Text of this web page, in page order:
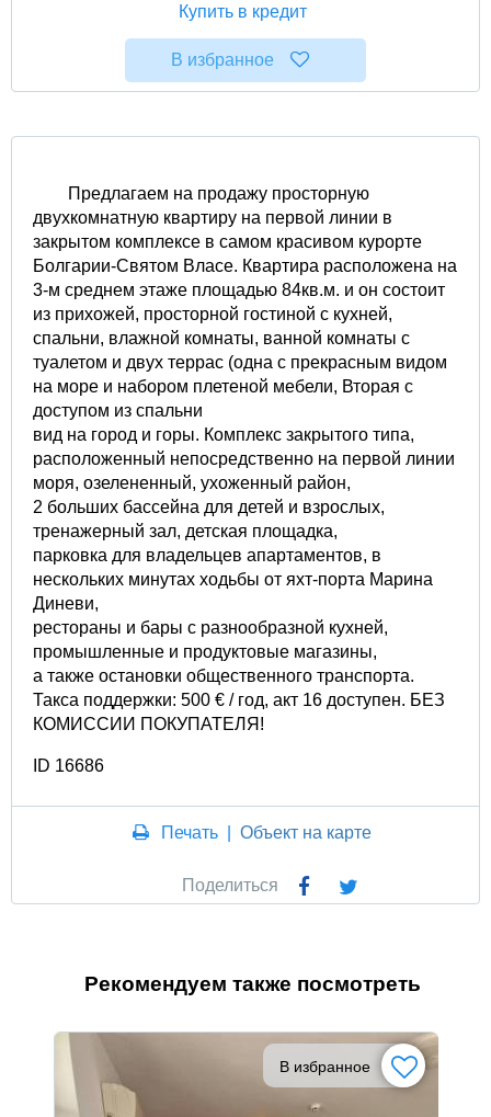
Купить в кредит
В избранное
Предлагаем на продажу просторную
двухкомнатную квартиру на первой линии в
закрытом комплексе в самом красивом курорте
Болгарии-Святом Власе. Квартира расположена на
3-м среднем этаже площадью 84кв.м. и он состоит
из прихожей, просторной гостиной с кухней,
спальни, влажной комнаты, ванной комнаты с
туалетом и двух террас (одна с прекрасным видом
на море и набором плетеной мебели, Вторая с
доступом из спальни
вид на город и горы. Комплекс закрытого типа,
расположенный непосредственно на первой линии
моря, озелененный, ухоженный район,
2 больших бассейна для детей и взрослых,
тренажерный зал, детская площадка,
парковка для владельцев апартаментов, в
нескольких минутах ходьбы от яхт-порта Марина
Диневи,
рестораны и бары с разнообразной кухней,
промышленные и продуктовые магазины,
а также остановки общественного транспорта.
Такса поддержки: 500 € / год, акт 16 доступен. БЕЗ
КОМИССИИ ПОКУПАТЕЛЯ!
ID 16686
Печать |Объект на карте
Поделиться
Рекомендуем также посмотреть
В избранное